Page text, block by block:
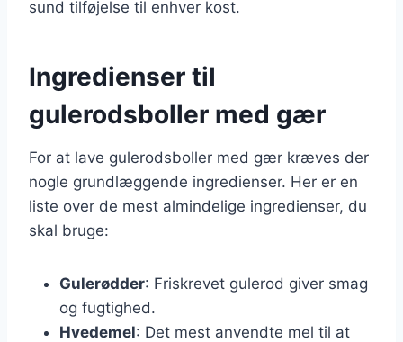
sund tilføjelse til enhver kost.
Ingredienser til
gulerodsboller med gær
For at lave gulerodsboller med gær kræves der
nogle grundlæggende ingredienser. Her er en
liste over de mest almindelige ingredienser, du
skal bruge:
Gulerødder: Friskrevet gulerod giver smag
og fugtighed.
Hvedemel: Det mest anvendte mel til at